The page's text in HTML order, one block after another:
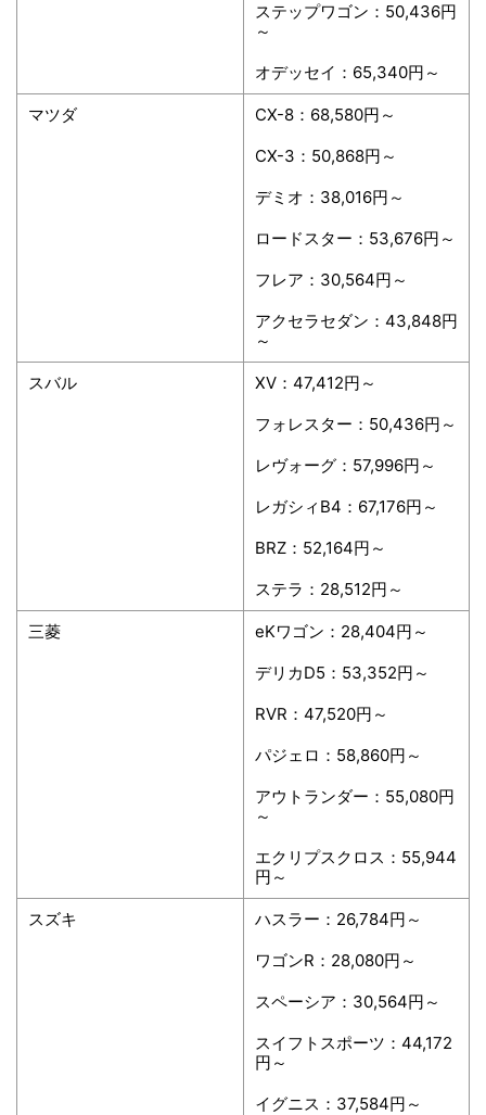
ステップワゴン：50,436円
～
オデッセイ：65,340円～
マツダ
CX-8：68,580円～
CX-3：50,868円～
デミオ：38,016円～
ロードスター：53,676円～
フレア：30,564円～
アクセラセダン：43,848円
～
スバル
XV：47,412円～
フォレスター：50,436円～
レヴォーグ：57,996円～
レガシィB4：67,176円～
BRZ：52,164円～
ステラ：28,512円～
三菱
eKワゴン：28,404円～
デリカD5：53,352円～
RVR：47,520円～
パジェロ：58,860円～
アウトランダー：55,080円
～
エクリプスクロス：55,944
円～
スズキ
ハスラー：26,784円～
ワゴンR：28,080円～
スペーシア：30,564円～
スイフトスポーツ：44,172
円～
イグニス：37,584円～